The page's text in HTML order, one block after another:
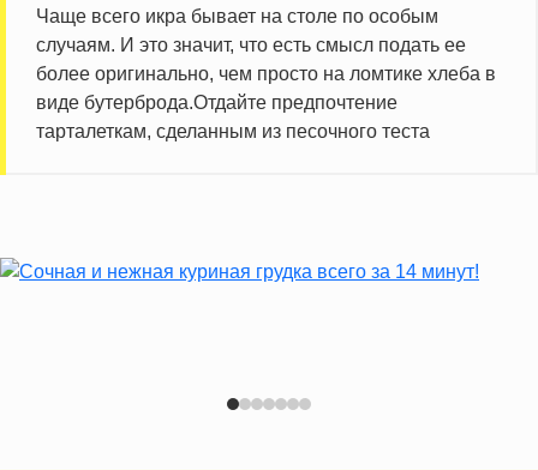
Чаще всего икра бывает на столе по особым
случаям. И это значит, что есть смысл подать ее
более оригинально, чем просто на ломтике хлеба в
виде бутерброда.Отдайте предпочтение
тарталеткам, сделанным из песочного теста